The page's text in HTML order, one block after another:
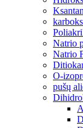
Natrio
Natrio
O-
pušų